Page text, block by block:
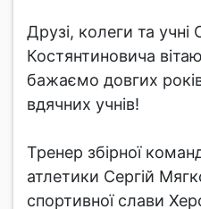
Друзі, колеги та учні
Костянтиновича
бажаємо довгих
вдячних учнів!
Тренер збірної
атлетики Сергій
спортивної слави